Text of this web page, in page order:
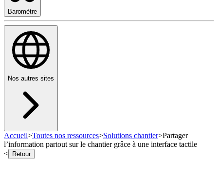
Baromètre
Nos autres sites
Accueil>Toutes nos ressources>Solutions chantier>Partager
l’information partout sur le chantier grâce à une interface tactile
<
Retour